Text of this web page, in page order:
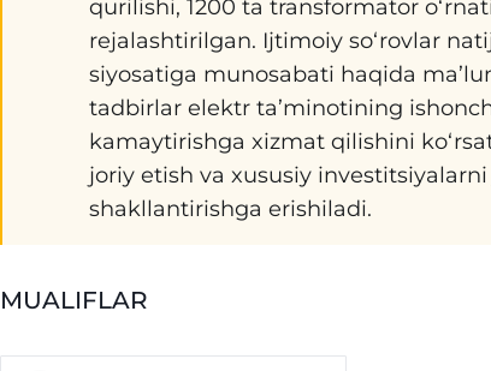
qurilishi, 1200 ta transformator
rejalashtirilgan. Ijtimoiy so‘rovlar
siyosatiga munosabati haqida
tadbirlar elektr ta’minotining
kamaytirishga xizmat qilishini
joriy etish va xususiy
shakllantirishga erishiladi.
MUALIFLAR